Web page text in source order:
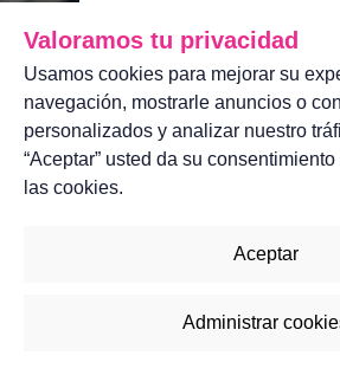
Valoramos tu privacidad
Usamos cookies para mejorar su
navegación, mostrarle anuncios o
personalizados y analizar nuestro
“Aceptar” usted da su
las cookies.
Aceptar
Administrar